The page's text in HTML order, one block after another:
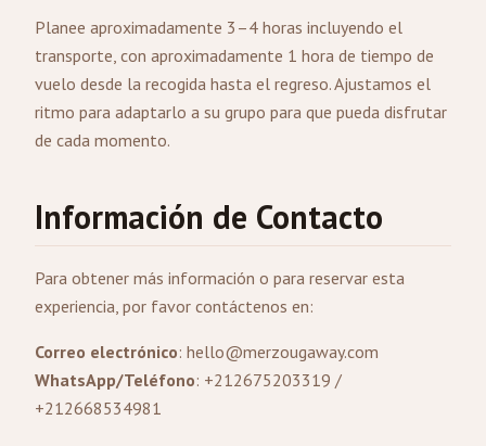
Planee aproximadamente 3–4 horas incluyendo el
transporte, con aproximadamente 1 hora de tiempo de
vuelo desde la recogida hasta el regreso. Ajustamos el
ritmo para adaptarlo a su grupo para que pueda disfrutar
de cada momento.
Información de Contacto
Para obtener más información o para reservar esta
experiencia, por favor contáctenos en:
Correo electrónico: hello@merzougaway.com
WhatsApp/Teléfono: +212675203319 /
+212668534981